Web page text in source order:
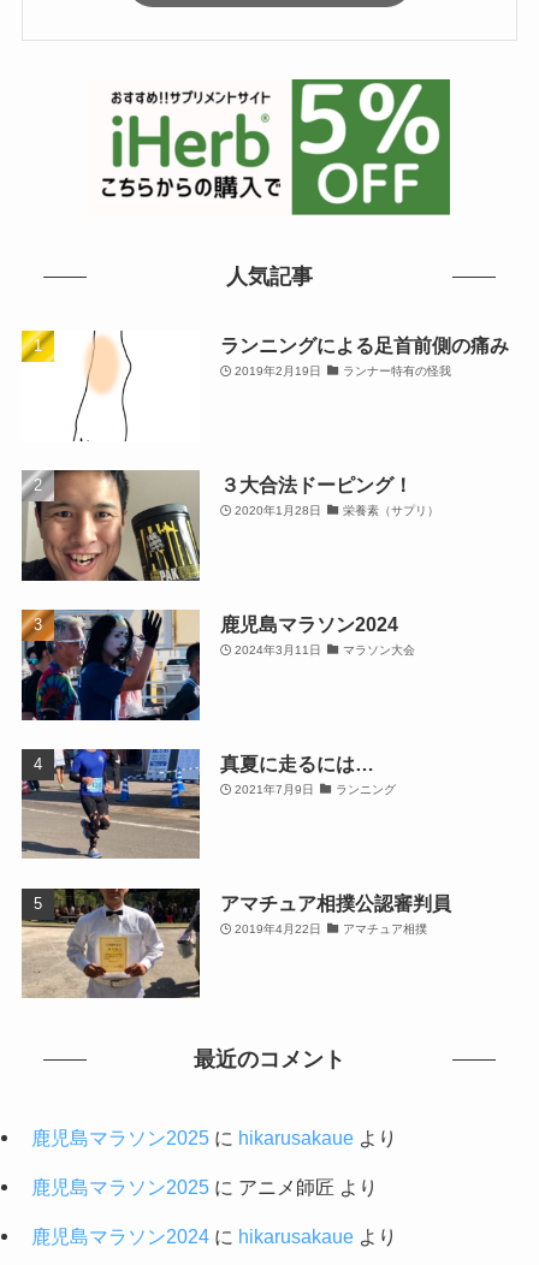
人気記事
ランニングによる足首前側の痛み
2019年2月19日 ランナー特有の怪我
３大合法ドーピング！
2020年1月28日 栄養素（サプリ）
鹿児島マラソン2024
2024年3月11日 マラソン大会
真夏に走るには…
2021年7月9日 ランニング
アマチュア相撲公認審判員
2019年4月22日 アマチュア相撲
最近のコメント
鹿児島マラソン2025に hikarusakaueより
鹿児島マラソン2025に アニメ師匠 より
鹿児島マラソン2024に hikarusakaueより